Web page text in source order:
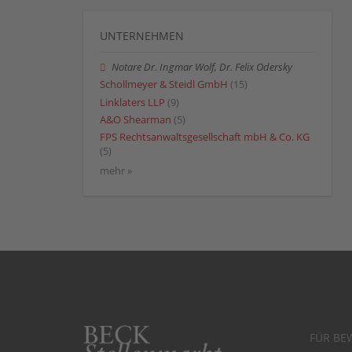
UNTERNEHMEN
Notare Dr. Ingmar Wolf, Dr. Felix Odersky
Schollmeyer & Steidl GmbH (15)
Linklaters LLP (9)
A&O Shearman (5)
FPS Rechtsanwaltsgesellschaft mbH & Co. KG
(5)
mehr »
FÜR